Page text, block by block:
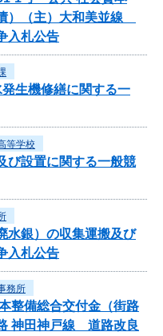
）（主）大和美並線
入札公告
生機修繕に関する一
等学校
び設置に関する一般競
水銀）の収集運搬及び
入札公告
務所
整備総合交付金（街路
神田神戸線 道路改良